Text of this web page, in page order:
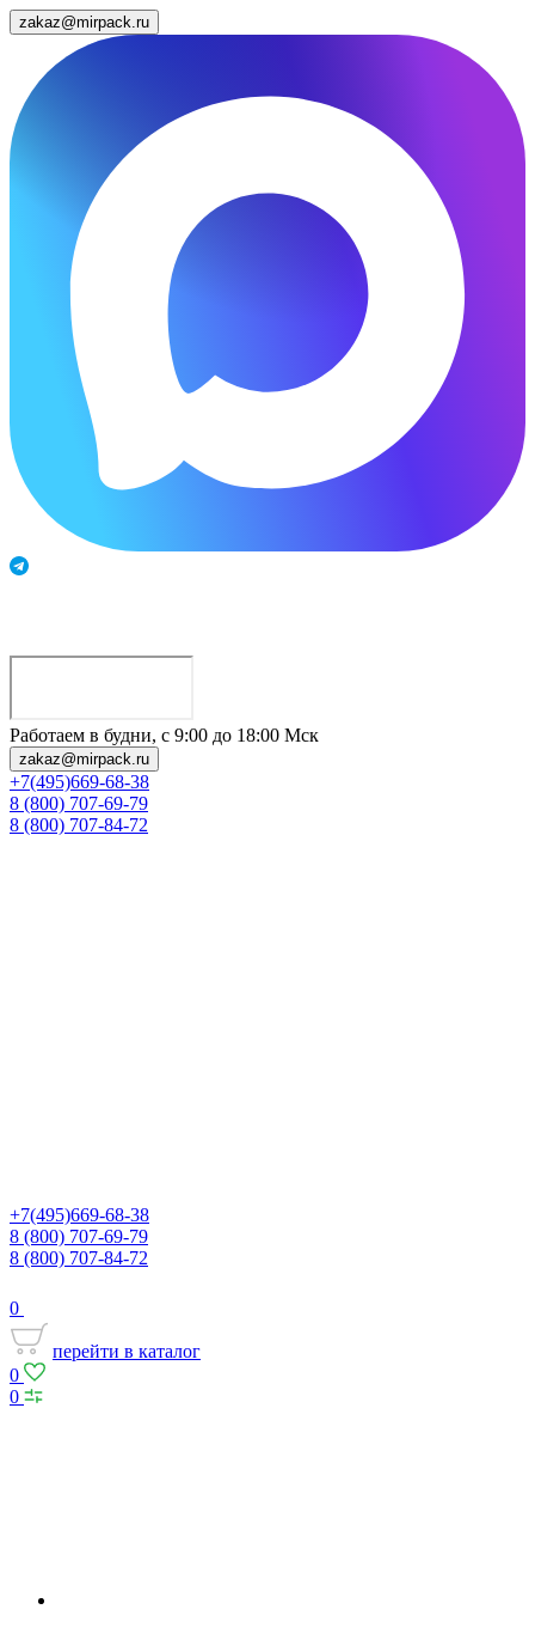
zakaz@mirpack.ru
Работаем в будни, с 9:00 до 18:00 Мск
zakaz@mirpack.ru
+7(495)669-68-38
8 (800) 707-69-79
8 (800) 707-84-72
+7(495)669-68-38
8 (800) 707-69-79
8 (800) 707-84-72
0
перейти в каталог
0
0